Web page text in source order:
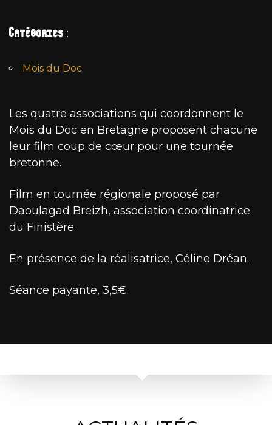
Catégories :
Mois du Doc
Les quatre associations qui coordonnent le
Mois du Doc en Bretagne proposent chacune
leur film coup de cœur pour une tournée
bretonne.
Film en tournée régionale proposé par
Daoulagad Breizh, association coordinatrice
du Finistère.
En présence de la réalisatrice, Céline Dréan.
Séance payante, 3,5€.